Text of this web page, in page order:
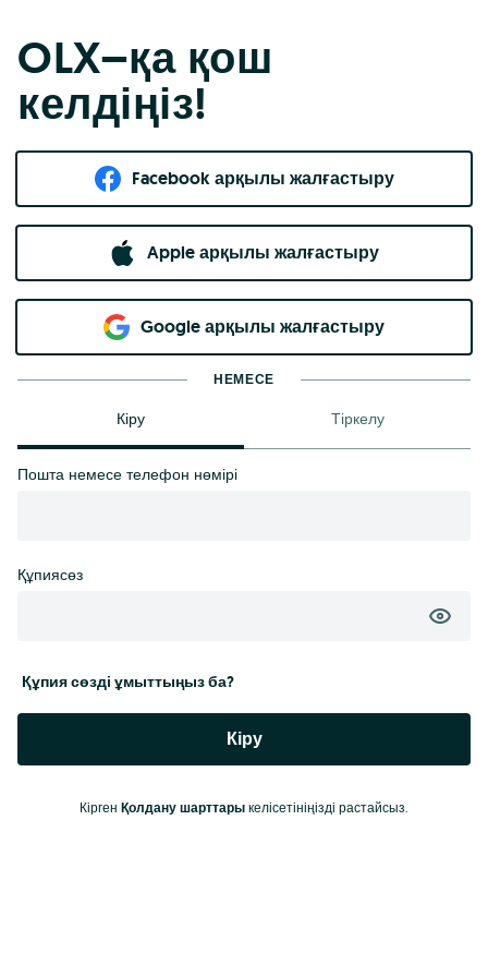
OLX–қа қош
келдіңіз!
Facebook арқылы жалғастыру
Apple арқылы жалғастыру
Google арқылы жалғастыру
НЕМЕСЕ
Кіру Тіркелу
Пошта немесе телефон нөмірі
Құпиясөз
Құпия сөзді ұмыттыңыз ба?
Кіру
Кірген Қолдану шарттары келісетініңізді растайсыз.